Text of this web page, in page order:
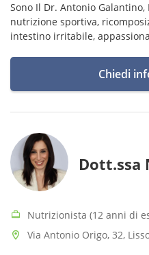
Sono Il Dr. Antonio
nutrizione sportiva,
intestino irritabile,
Chiedi
Dott.ssa
Nutrizionista (12 anni di
Via Antonio Origo, 32,